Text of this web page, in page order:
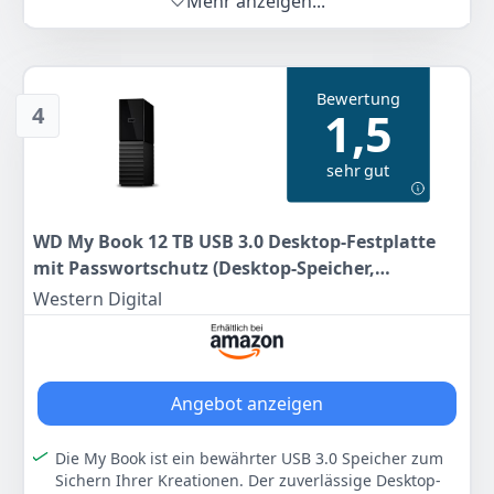
USB-Anschlusstyp: Micro-USB B
4
Bewertung
1,5
sehr gut
WD My Book 12 TB USB 3.0 Desktop-Festplatte
mit Passwortschutz (Desktop-Speicher,
Sicherungssoftware, Hardwareverschlüsselung,
SuperSpeed USB)
Western Digital
Angebot anzeigen
Die My Book ist ein bewährter USB 3.0 Speicher zum
Sichern Ihrer Kreationen. Der zuverlässige Desktop-